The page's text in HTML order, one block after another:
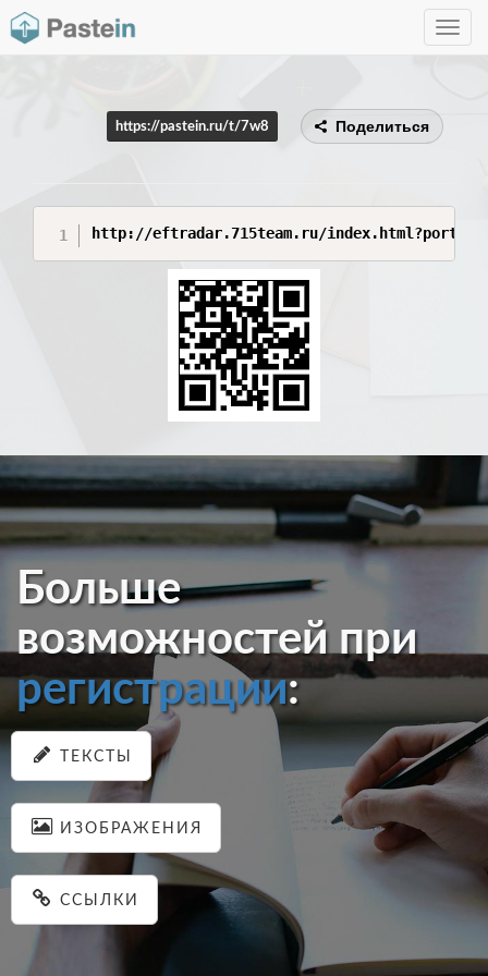
Toggle
https://pastein.ru/t/7w8 Поделиться
http://eftradar.715team.ru/
Больше
возможностей при
регистрации:
ТЕКСТЫ
ИЗОБРАЖЕНИЯ
ССЫЛКИ